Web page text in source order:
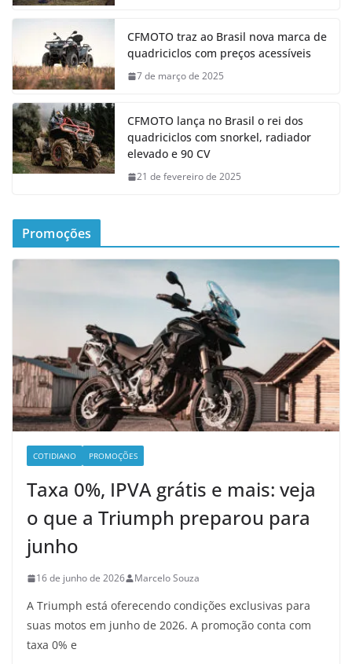
CFMOTO traz ao Brasil nova marca de
quadriciclos com preços acessíveis
7 de março de 2025
CFMOTO lança no Brasil o rei dos
quadriciclos com snorkel, radiador
elevado e 90 CV
21 de fevereiro de 2025
Promoções
COTIDIANO PROMOÇÕES
Taxa 0%, IPVA grátis e mais: veja
o que a Triumph preparou para
junho
16 de junho de 2026 Marcelo Souza
A Triumph está oferecendo condições exclusivas para
suas motos em junho de 2026. A promoção conta com
taxa 0% e